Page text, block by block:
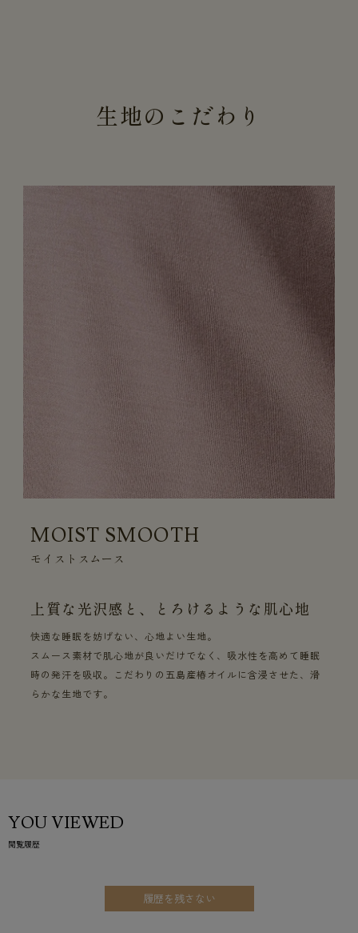
生地のこだわり
MOIST SMOOTH
モイストスムース
上質な光沢感と、とろけるような肌心地
快適な睡眠を妨げない、心地よい生地。
スムース素材で肌心地が良いだけでなく、吸水性を高めて睡眠
時の発汗を吸収。こだわりの五島産椿オイルに含浸させた、滑
らかな生地です。
YOU VIEWED
閲覧履歴
履歴を残さない